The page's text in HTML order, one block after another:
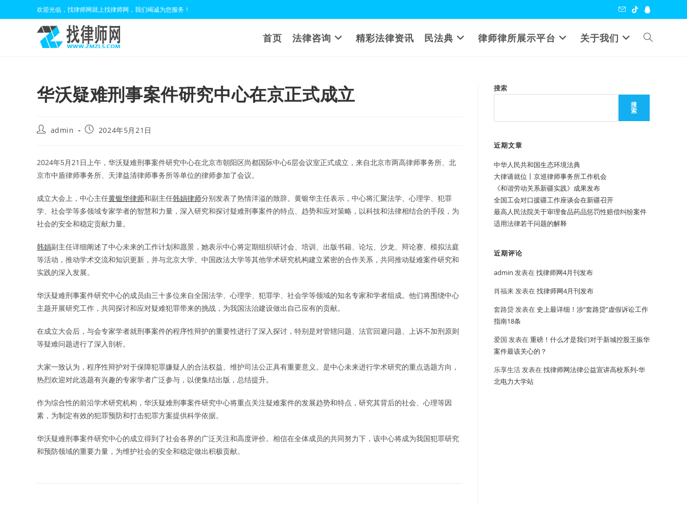
to
欢迎光临，找律师网就上找律师网，我们竭诚为您服务！
首页 法律咨询 精彩法律资讯 民法典 律师律所展示平台 关于我们 Toggle
华沃疑难刑事案件研究中心在京正式成立
Postadmin
Post2024年5月21日
2024年5月21日上午，华沃疑难刑事案件研究中心在北京市朝阳区尚都国际中心6层会议室正式成立，来自北京市两高律师事务所、北
京市中盾律师事务所、天津益清律师事务所等单位的律师参加了会议。
成立大会上，中心主任黄银华律师和副主任韩娟律师分别发表了热情洋溢的致辞。黄银华主任表示，中心将汇聚法学、心理学、犯罪
学、社会学等多领域专家学者的智慧和力量，深入研究和探讨疑难刑事案件的特点、趋势和应对策略，以科技和法律相结合的手段，为
社会的安全和稳定贡献力量。
韩娟副主任详细阐述了中心未来的工作计划和愿景，她表示中心将定期组织研讨会、培训、出版书籍、论坛、沙龙、辩论赛、模拟法庭
等活动，推动学术交流和知识更新，并与北京大学、中国政法大学等其他学术研究机构建立紧密的合作关系，共同推动疑难案件研究和
实践的深入发展。
华沃疑难刑事案件研究中心的成员由三十多位来自全国法学、心理学、犯罪学、社会学等领域的知名专家和学者组成。他们将围绕中心
主题开展研究工作，共同探讨和应对疑难犯罪带来的挑战，为我国法治建设做出自己应有的贡献。
在成立大会后，与会专家学者就刑事案件的程序性辩护的重要性进行了深入探讨，特别是对管辖问题、法官回避问题、上诉不加刑原则
等疑难问题进行了深入剖析。
大家一致认为，程序性辩护对于保障犯罪嫌疑人的合法权益、维护司法公正具有重要意义。是中心未来进行学术研究的重点选题方向，
热烈欢迎对此选题有兴趣的专家学者广泛参与，以便集结出版，总结提升。
作为综合性的前沿学术研究机构，华沃疑难刑事案件研究中心将重点关注疑难案件的发展趋势和特点，研究其背后的社会、心理等因
素，为制定有效的犯罪预防和打击犯罪方案提供科学依据。
华沃疑难刑事案件研究中心的成立得到了社会各界的广泛关注和高度评价。相信在全体成员的共同努力下，该中心将成为我国犯罪研究
和预防领域的重要力量，为维护社会的安全和稳定做出积极贡献。
搜索
搜
索
近期文章
中华人民共和国生态环境法典
大律请就位丨京巡律师事务所工作机会
《和谐劳动关系新疆实践》成果发布
全国工会对口援疆工作座谈会在新疆召开
最高人民法院关于审理食品药品惩罚性赔偿纠纷案件
适用法律若干问题的解释
近期评论
admin 发表在找律师网4月刊发布
肖福来发表在找律师网4月刊发布
套路贷发表在 史上最详细！涉“套路贷”虚假诉讼工作
指南18条
爱国 发表在重磅！什么才是我们对于新城控股王振华
案件最该关心的？
乐享生活发表在找律师网法律公益宣讲高校系列-华
北电力大学站